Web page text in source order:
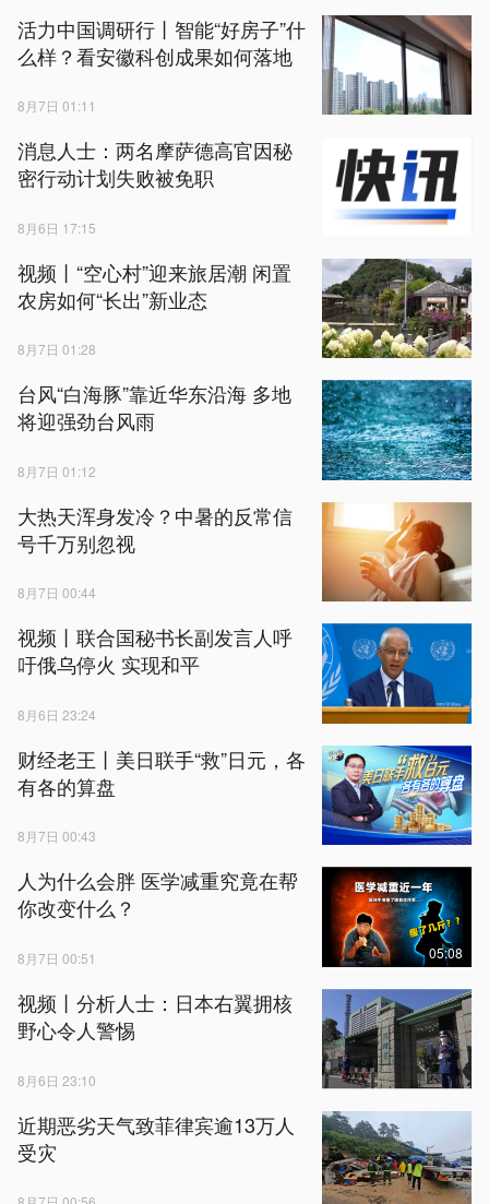
活力中国调研行丨智能“好房子”什
么样？看安徽科创成果如何落地
8月7日 01:11
消息人士：两名摩萨德高官因秘
密行动计划失败被免职
8月6日 17:15
视频丨“空心村”迎来旅居潮 闲置
农房如何“长出”新业态
8月7日 01:28
台风“白海豚”靠近华东沿海 多地
将迎强劲台风雨
8月7日 01:12
大热天浑身发冷？中暑的反常信
号千万别忽视
8月7日 00:44
视频丨联合国秘书长副发言人呼
吁俄乌停火 实现和平
8月6日 23:24
财经老王丨美日联手“救”日元，各
有各的算盘
8月7日 00:43
人为什么会胖 医学减重究竟在帮
你改变什么？
8月7日 00:51 05:08
视频丨分析人士：日本右翼拥核
野心令人警惕
8月6日 23:10
近期恶劣天气致菲律宾逾13万人
受灾